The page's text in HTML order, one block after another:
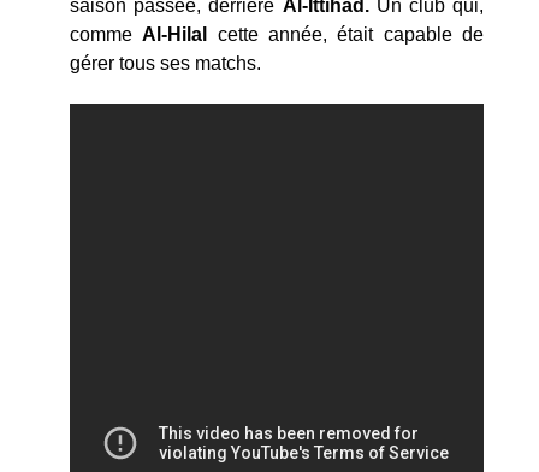
saison passée, derrière Al-Ittihad.Un club qui,
commeAl-Hilal
cette année, était capable de
gérer tous ses matchs.